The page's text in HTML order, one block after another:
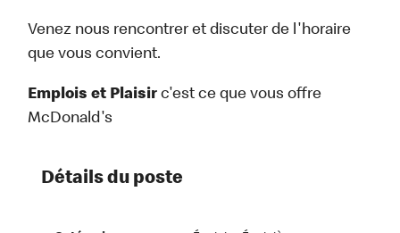
Venez nous rencontrer et discuter de l'horaire
que vous convient.
Emplois et Plaisirc'est ce que vous offre
McDonald's
Détails du poste